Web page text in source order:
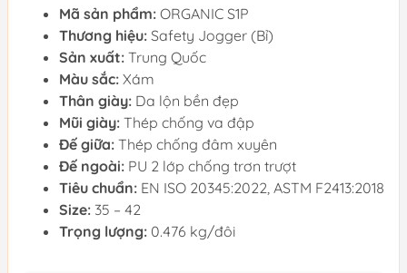
Mã sản phẩm: ORGANIC S1P
Thương hiệu: Safety Jogger (Bỉ)
Sản xuất: Trung Quốc
Màu sắc: Xám
Thân giày: Da lộn bền đẹp
Mũi giày: Thép chống va đập
Đế giữa: Thép chống đâm xuyên
Đế ngoài: PU 2 lớp chống trơn trượt
Tiêu chuẩn: EN ISO 20345:2022, ASTM F2413:2018
Size: 35 – 42
Trọng lượng: 0.476 kg/đôi